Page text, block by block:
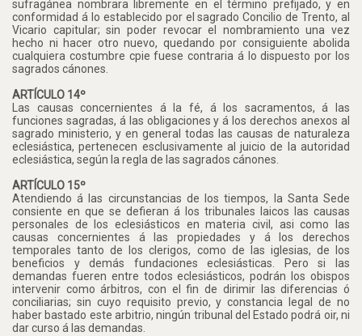
sufragánea nombrara libremente en el término prefijado, y en
conformidad á lo establecido por el sagrado Concilio de Trento, al
Vicario capitular; sin poder revocar el nombramiento una vez
hecho ni hacer otro nuevo, quedando por consiguiente abolida
cualquiera costumbre cpie fuese contraria á lo dispuesto por los
sagrados cánones.
ARTÍCULO 14º
Las causas concernientes á la fé, á los sacramentos, á las
funciones sagradas, á las obligaciones y á los derechos anexos al
sagrado ministerio, y en general todas las causas de naturaleza
eclesiástica, pertenecen esclusivamente al juicio de la autoridad
eclesiástica, según la regla de las sagrados cánones.
ARTÍCULO 15º
Atendiendo á las circunstancias de los tiempos, la Santa Sede
consiente en que se defieran á los tribunales laicos las causas
personales de los eclesiásticos en materia civil, asi como las
causas concernientes á las propiedades y á los derechos
temporales tanto de los clerigos, como de las iglesias, de los
beneficios y demás fundaciones eclesiásticas. Pero si las
demandas fueren entre todos eclesiásticos, podrán los obispos
intervenir como árbitros, con el fin de dirimir las diferencias ó
conciliarias; sin cuyo requisito previo, y constancia legal de no
haber bastado este arbitrio, ningún tribunal del Estado podrá oir, ni
dar curso á las demandas.